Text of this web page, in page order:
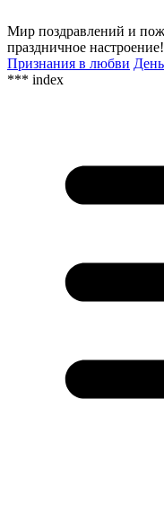
Мир поздравлений и
праздничное настроение!
Признания в любви
*** index